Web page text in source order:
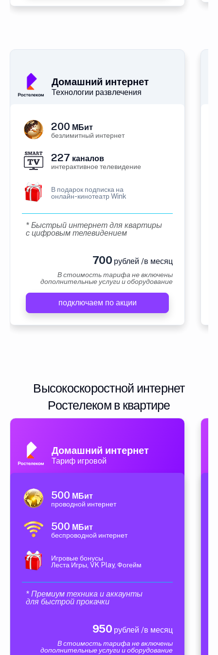
Домашний интернет
Технологии развлечения
200 МБит
безлимитный интернет
227 каналов
интерактивное телевидение
В подарок подписка на
онлайн-кинотеатр Wink
* Быстрый интернет для квартиры
с цифровым телевидением
700 рублей /в месяц
В стоимость тарифа не включены
дополнительные услуги и оборудование
подключаем по акции
Высокоскоростной интернет
Ростелеком в квартире
Домашний интернет
Тариф игровой
500 МБит
проводной интернет
500 МБит
беспроводной интернет
Игровые бонусы
Леста Игры, VK Play, Фогейм
* Премиум техника и аккаунты
для быстрой прокачки
950 рублей /в месяц
В стоимость тарифа не включены
дополнительные услуги и оборудование